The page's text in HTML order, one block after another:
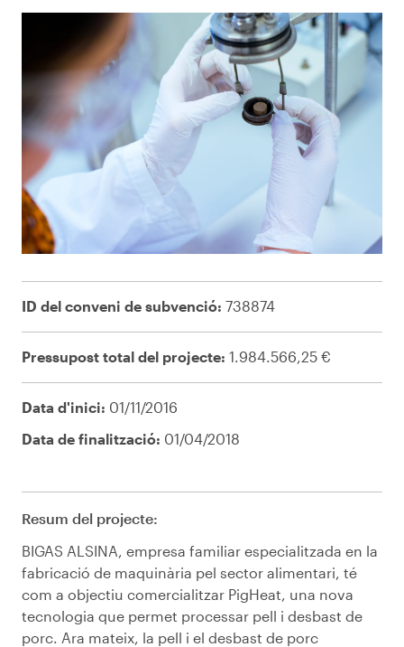
ID del conveni de subvenció: 738874
Pressupost total del projecte: 1.984.566,25 €
Data d'inici: 01/11/2016
Data de finalització: 01/04/2018
Resum del projecte:
BIGAS ALSINA, empresa familiar especialitzada en la
fabricació de maquinària pel sector alimentari, té
com a objectiu comercialitzar PigHeat, una nova
tecnologia que permet processar pell i desbast de
porc. Ara mateix, la pell i el desbast de porc